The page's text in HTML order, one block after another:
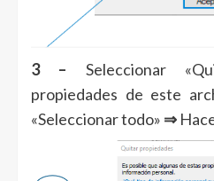
3 – Seleccionar
propiedades de este
«Seleccionar todo» ⇒